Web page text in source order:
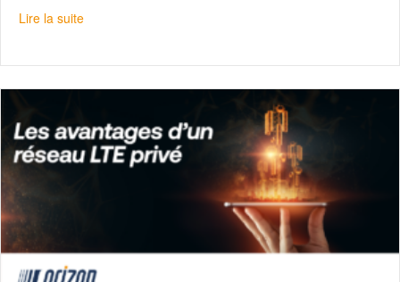
Lire la suiteabout L’iPhone SE 2022: la puissance à petit prix